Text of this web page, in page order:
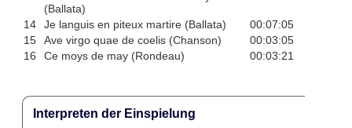
(Ballata)
14 Je languis en piteux martire (Ballata)
00:07:05
15
Ave virgo quae de coelis (Chanson)
00:03:05
16
Ce moys de may (Rondeau) 00:03:21
Interpreten der Einspielung